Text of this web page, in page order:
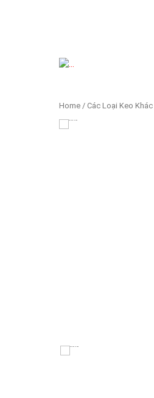
Home / Các Loại Keo Khác